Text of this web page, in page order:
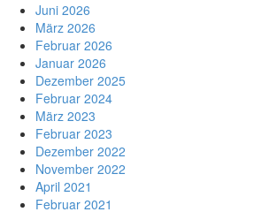
Juni 2026
März 2026
Februar 2026
Januar 2026
Dezember 2025
Februar 2024
März 2023
Februar 2023
Dezember 2022
November 2022
April 2021
Februar 2021